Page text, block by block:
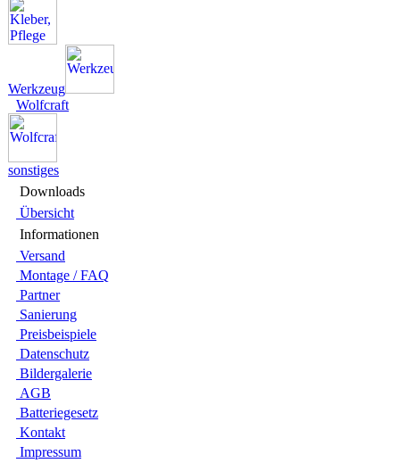
Werkzeug
Wolfcraft
sonstiges
Downloads
Übersicht
Infor­ma­tionen
Versand
Montage / FAQ
Partner
Sanie­rung
Preis­beispiele
Daten­schutz
Bilder­galerie
AGB
Batte­rie­gesetz
Kontakt
Impres­sum